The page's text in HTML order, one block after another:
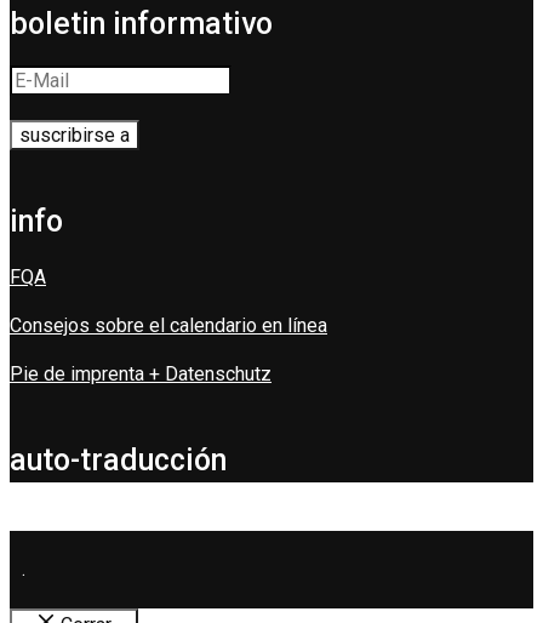
boletin informativo
info
FQA
Consejos sobre el calendario en línea
Pie de imprenta + Datenschutz
auto-traducción
.